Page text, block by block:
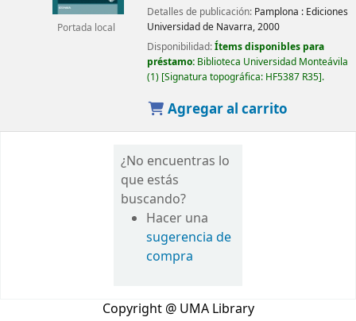
Portada local
Detalles de publicación: Pamplona : Ediciones
Universidad de Navarra,2000
Disponibilidad:Ítems disponibles para
préstamo: Biblioteca Universidad Monteávila
(1) Signatura topográfica: HF5387 R35 .
Agregar al carrito
¿No encuentras lo
que estás
buscando?
Hacer una
sugerencia de
compra
Copyright @ UMA Library